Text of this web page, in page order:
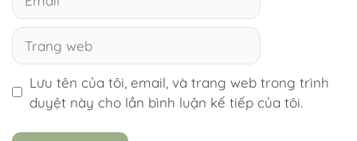
Trang
web
Lưu tên của tôi, email, và trang web trong trình
duyệt này cho lần bình luận kế tiếp của tôi.